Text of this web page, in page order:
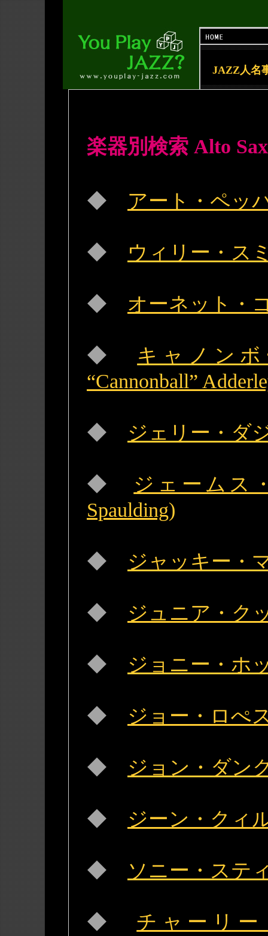
JAZZ人名
楽器別検索 Alto
◆ アート・ペッ
◆ ウィリー・ス
◆ オーネット・
◆ キャノンボ
“Cannonball”
◆ ジェリー・ダ
◆
ジェームス
Spaulding)
◆ ジャッキー・
◆ ジュニア・ク
◆ ジョニー・ホ
◆ ジョー・ロぺ
◆ ジョン・ダン
◆ ジーン・クィ
◆ ソニー・ステ
◆ チャーリー